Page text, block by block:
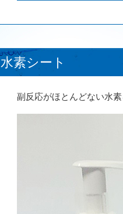
水素シート
副反応がほとんどない水